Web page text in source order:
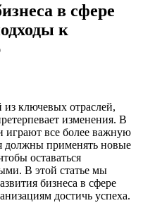
в сфере
к
из ключевых отраслей,
изменения. В
играют все более важную
должны применять новые
оставаться
В этой статье мы
бизнеса в сфере
достичь успеха.